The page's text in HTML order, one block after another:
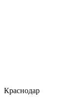
Краснодар